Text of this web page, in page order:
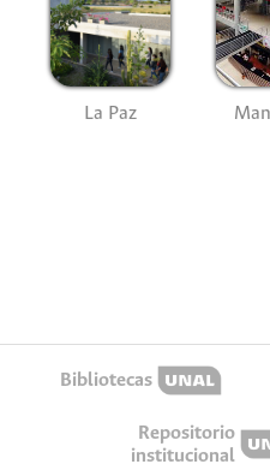
La Paz
Bibliotecas
Repositorio
institucional